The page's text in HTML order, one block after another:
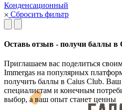
Конденсационный
Сбросить фильтр
Оставь отзыв - получи баллы в
Приглашаем вас поделиться
Immergas на популярных
получить баллы в Caius Club.
специалистам и конечным
выбор, а ваш опыт станет ценны